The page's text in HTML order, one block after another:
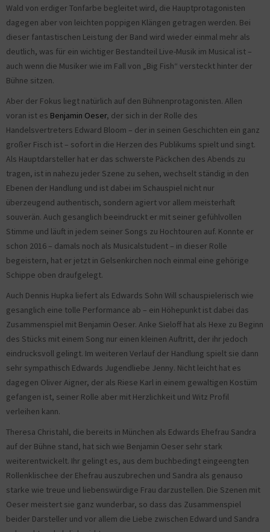
Wald von erdiger Tonfarbe begleitet wird, die Hauptprotagonisten
dagegen aber von leichten poppigen Klängen getragen werden. Bei
dieser fantastischen Leistung der Band wird wieder einmal mehr als
deutlich, was für ein wichtiger Bestandteil Live-Musik im Musical ist –
auch wenn die Musiker wie im Fall von „Big Fish“ versteckt hinter der
Bühne sitzen.
Aber der Fokus liegt natürlich auf den Bühnenprotagonisten. Allen
voran ist es Benjamin Oeser, der sich in der Rolle des
Handelsvertreters Edward Bloom – der in seinen Geschichten ein ganz
großer Fisch ist – sofort in die Herzen des Publikums spielt und singt.
Als Hauptdarsteller hat er das schwerste Päckchen des Abends zu
tragen, ist in nahezu jeder Szene zu sehen, wechselt ständig in den
Ebenen der Handlung und ist dabei im Schauspiel nicht nur
überzeugend authentisch, sondern agiert vor allem meisterhaft
souverän. Auch gesanglich beeindruckt er mit seiner gefühlvollen
Stimme und läuft in jedem seiner Songs zu Hochtouren auf. Konnte er
schon 2016 – damals noch als Musicalstudent – in dieser Rolle
begeistern, hat er jetzt in Gelsenkirchen noch einmal eine gehörige
Schippe oben draufgelegt.
Auch Dennis Hupka liefert als Edwards Sohn Will schauspielerisch wie
gesanglich eine tolle Performance ab – ein Höhepunkt ist dabei das
Zusammenspiel mit Benjamin Oeser. Anke Sieloff hat als Hexe zu Beginn
des Stücks mit einem Song nur einen kleinen Auftritt, der ihr jedoch
eindrucksvoll gelingt. Im weiteren Verlauf der Handlung spielt sie dann
sehr sympathisch Edwards Jugendliebe Jenny. Nicht leicht hat es
dagegen Oliver Aigner, der als Riese Karl in einem gewaltigen Kostüm
gefangen ist, seiner Rolle aber mit Herzlichkeit und Witz Profil
verleihen kann.
Theresa Christahl, die bereits in München als Edwards Ehefrau Sandra
auf der Bühne stand, hat sich wie Benjamin Oeser sehr stark
weiterentwickelt. Ihr gelingt es, aus dem buchbedingt eingeengten
Rollenklischee der Ehefrau auszubrechen und Sandra als genauso
starke wie treue und liebenswürdige Frau darzustellen. Die Szenen mit
Oeser meistert sie ganz wunderbar, so dass das Zusammenspiel
beider Darsteller und vor allem die Liebe zwischen Edward und Sandra